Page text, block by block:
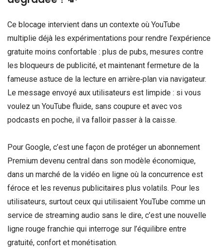
Ce blocage intervient dans un contexte où YouTube
multiplie déjà les expérimentations pour rendre l’expérience
gratuite moins confortable : plus de pubs, mesures contre
les bloqueurs de publicité, et maintenant fermeture de la
fameuse astuce de la lecture en arrière‑plan via navigateur.
Le message envoyé aux utilisateurs est limpide : si vous
voulez un YouTube fluide, sans coupure et avec vos
podcasts en poche, il va falloir passer à la caisse.
Pour Google, c’est une façon de protéger un abonnement
Premium devenu central dans son modèle économique,
dans un marché de la vidéo en ligne où la concurrence est
féroce et les revenus publicitaires plus volatils. Pour les
utilisateurs, surtout ceux qui utilisaient YouTube comme un
service de streaming audio sans le dire, c’est une nouvelle
ligne rouge franchie qui interroge sur l’équilibre entre
gratuité, confort et monétisation.